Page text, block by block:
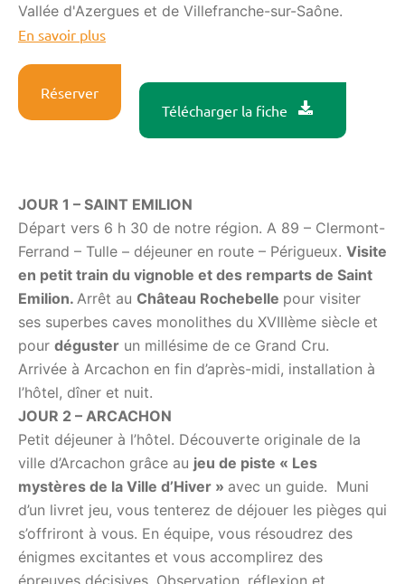
Vallée d'Azergues et de Villefranche-sur-Saône.
En savoir plus
Réserver
Télécharger la fiche
JOUR 1 – SAINT EMILION
Départ vers 6 h 30 de notre région. A 89 – Clermont-
Ferrand – Tulle – déjeuner en route – Périgueux. Visite
en petit train du vignoble et des remparts de Saint
Emilion. Arrêt au Château Rochebelle pour visiter
ses superbes caves monolithes du XVIIIème siècle et
pour déguster un millésime de ce Grand Cru.
Arrivée à Arcachon en fin d’après-midi, installation à
l’hôtel, dîner et nuit.
JOUR 2 – ARCACHON
Petit déjeuner à l’hôtel. Découverte originale de la
ville d’Arcachon grâce au jeu de piste « Les
mystères de la Ville d’Hiver » avec un guide. Muni
d’un livret jeu, vous tenterez de déjouer les pièges qui
s’offriront à vous. En équipe, vous résoudrez des
énigmes excitantes et vous accomplirez des
épreuves décisives. Observation, réflexion et